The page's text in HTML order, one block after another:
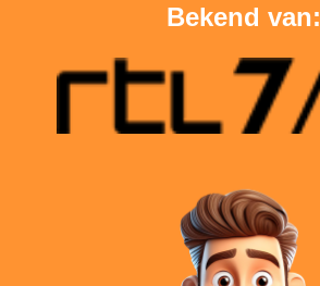
Bekend van: